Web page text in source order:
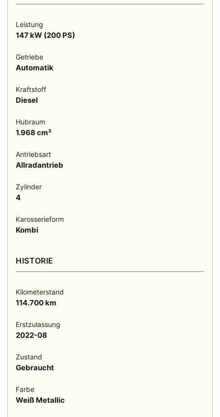
Leistung
147 kW (200 PS)
Getriebe
Automatik
Kraftstoff
Diesel
Hubraum
1.968 cm³
Antriebsart
Allradantrieb
Zylinder
4
Karosserieform
Kombi
HISTORIE
Kilometerstand
114.700 km
Erstzulassung
2022-08
Zustand
Gebraucht
Farbe
Weiß Metallic